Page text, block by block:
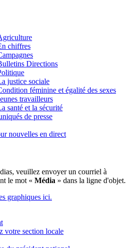
chiffres
Directions
justice sociale
féminine et égalité des sexes
travailleurs
santé et la sécurité
de presse
nouvelles en direct
veuillez envoyer un courriel à
le mot « Média » dans la ligne d'objet.
graphiques ici.
votre section locale